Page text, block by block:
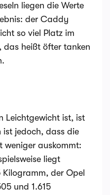
liegen die Werte
der Caddy
so viel Platz im
das heißt öfter tanken
Leichtgewicht ist, ist
ist jedoch, dass die
weniger auskommt:
liegt
Kilogramm, der Opel
und 1.615